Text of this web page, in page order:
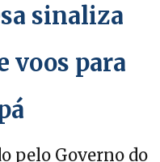
sinaliza
voos para
pelo Governo do